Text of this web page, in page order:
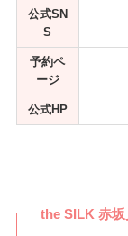
公式SN
S
予約ペ
ージ
公式HP
the SILK 赤